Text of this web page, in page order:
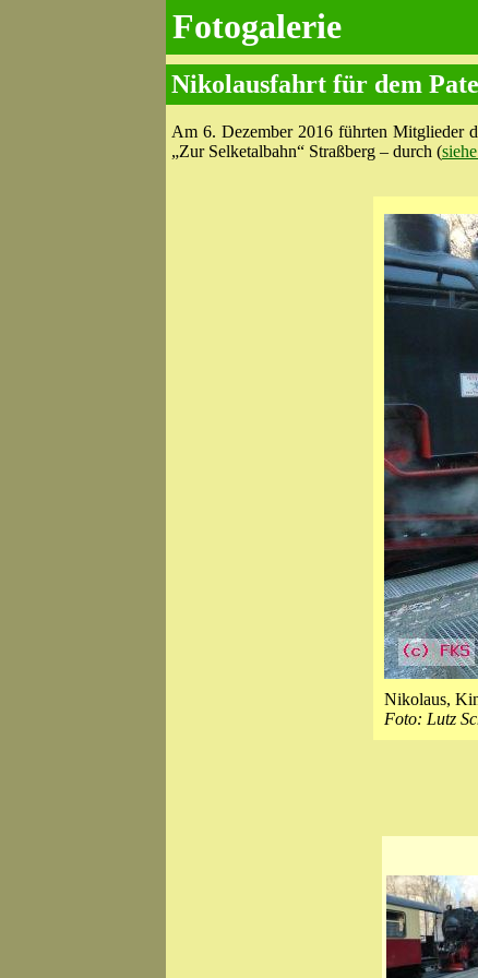
Fotogalerie
Nikolausfahrt für dem
Am 6. Dezember 2016 führten Mitglieder
„Zur Selketal­bahn“ Straßberg – durch (
Nikolaus,
Foto: Lutz